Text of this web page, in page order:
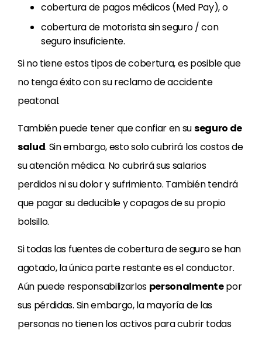
cobertura de pagos médicos (Med Pay), o
cobertura de motorista sin seguro / con
seguro insuficiente.
Si no tiene estos tipos de cobertura, es posible que
no tenga éxito con su reclamo de accidente
peatonal.
También puede tener que confiar en suseguro de
salud. Sin embargo, esto solo cubrirá los costos de
su atención médica. No cubrirá sus salarios
perdidos ni su dolor y sufrimiento. También tendrá
que pagar su deducible y copagos de su propio
bolsillo.
Si todas las fuentes de cobertura de seguro se han
agotado, la única parte restante es el conductor.
Aún puede responsabilizarlos personalmentepor
sus pérdidas. Sin embargo, la mayoría de las
personas no tienen los activos para cubrir todas